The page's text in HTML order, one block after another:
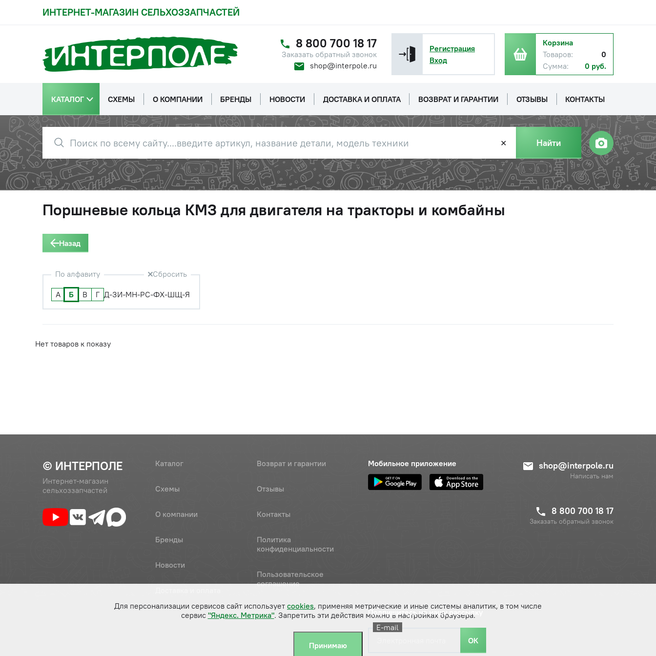
ИНТЕРНЕТ-МАГАЗИН СЕЛЬХОЗЗАПЧАСТЕЙ
8 800 700 18 17
Заказать обратный звонок
shop@interpole.ru
Регистрация
Вход
Корзина
Товаров:
0
Сумма:
0 руб.
КАТАЛОГ СХЕМЫ О КОМПАНИИ БРЕНДЫ НОВОСТИ ДОСТАВКА И ОПЛАТА ВОЗВРАТ И ГАРАНТИИ ОТЗЫВЫ КОНТАКТЫ
✕ Найти
Поршневые кольца КМЗ для двигателя на тракторы и комбайны
Назад
По алфавиту Сбросить
А Б В Г Д-ЗИ-МН-РС-ФХ-ШЩ-Я
Нет товаров к показу
© ИНТЕРПОЛЕ
Интернет-магазин
сельхоззапчастей
Каталог
Схемы
О компании
Бренды
Новости
Возврат и гарантии
Отзывы
Контакты
Политика
конфиденциальности
Пользовательское
соглашение
Мобильное приложение shop@interpole.ru
Написать нам
8 800 700 18 17
Заказать обратный звонок
Подпишитесь на нашу рассылку
E-mail
ОК
Для персонализации сервисов сайт использует cookies, применяя метрические и иные системы аналитик, в том числе
сервис "Яндекс. Метрика". Запретить эти действия можно в настройках браузера.
Принимаю